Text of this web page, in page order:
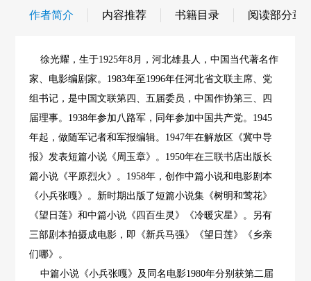
作者简介 内容推荐 书籍目录 阅读部分章
徐光耀，生于1925年8月，河北雄县人，中国当代著名作
家、电影编剧家。1983年至1996年任河北省文联主席、党
组书记，是中国文联第四、五届委员，中国作协第三、四
届理事。1938年参加八路军，同年参加中国共产党。1945
年起，做随军记者和军报编辑。1947年在解放区《冀中导
报》发表短篇小说《周玉章》。1950年在三联书店出版长
篇小说《平原烈火》。1958年，创作中篇小说和电影剧本
《小兵张嘎》。新时期出版了短篇小说集《树明和莺花》
《望日莲》和中篇小说《四百生灵》《冷暖灾星》。另有
三部剧本拍摄成电影，即《新兵马强》《望日莲》《乡亲
们哪》。
中篇小说《小兵张嘎》及同名电影1980年分别获第二届